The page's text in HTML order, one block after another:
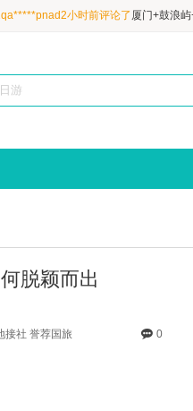
小时前评论了 厦门+鼓浪
&宝藏鼓浪屿+吉尼斯炮台+平潭北部湾
日3晚跟团游·清新双海岛&性价比甄选
&宝藏鼓浪屿+吉尼斯炮台+平潭北部湾
小时前评论了厦门+鼓浪
日3晚跟团游·清新双海岛&性价比甄选
脱颖而出
接社 誉荐国旅 0